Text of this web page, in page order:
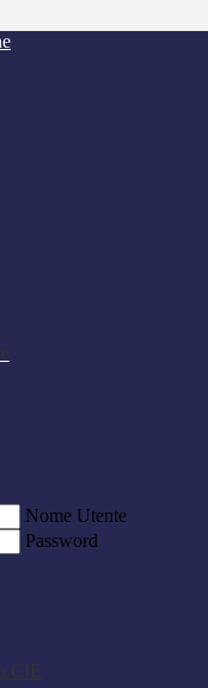
Nome Utente
Password
CIE